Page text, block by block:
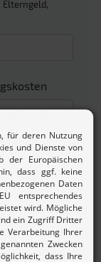
Elterngeld,